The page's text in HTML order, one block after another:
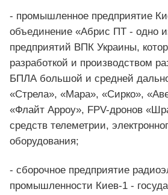
- промышленное предприятие
объединение «Абрис ПТ - одно
предприятий ВПК Украины,
разработкой и производством
БПЛА большой и средней
«Стрела», «Мара», «Сирко»,
«Флайт Арроу», FPV-дронов
средств телеметрии,
оборудования;
- сборочное предприятие
промышленности Киев-1 -